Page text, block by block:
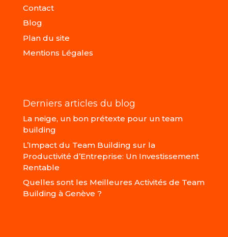
Contact
Blog
Plan du site
Mentions Légales
Derniers articles du blog
La neige, un bon prétexte pour un team
building
L’Impact du Team Building sur la
Productivité d’Entreprise: Un Investissement
Rentable
Quelles sont les Meilleures Activités de Team
Building à Genève ?